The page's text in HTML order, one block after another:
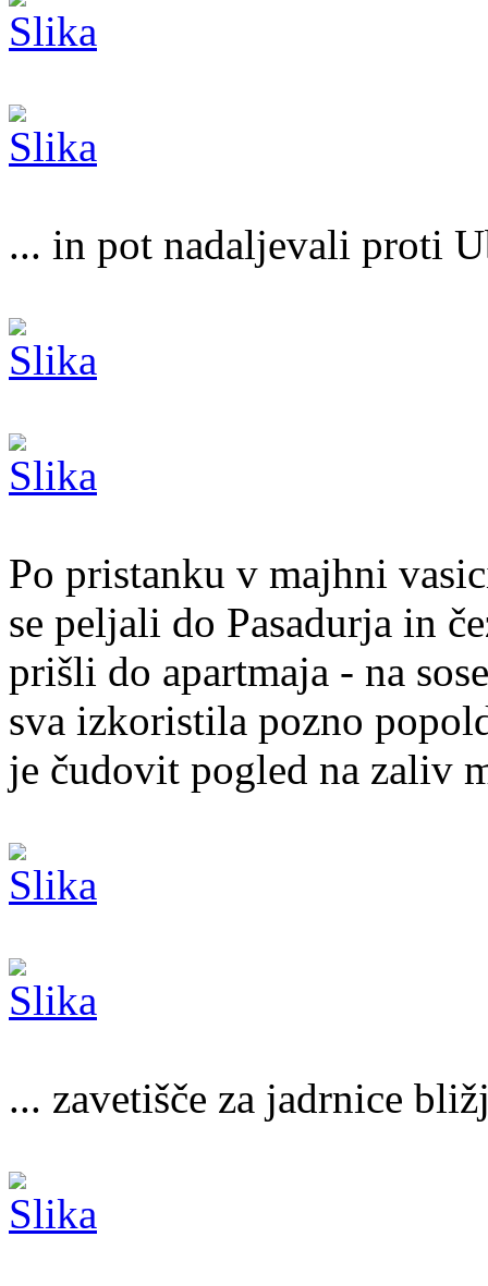
... in pot nadaljevali proti
Po pristanku v majhni
se peljali do Pasadurja in
prišli do apartmaja - na
sva izkoristila pozno
je čudovit pogled na zaliv
... zavetišče za jadrnice